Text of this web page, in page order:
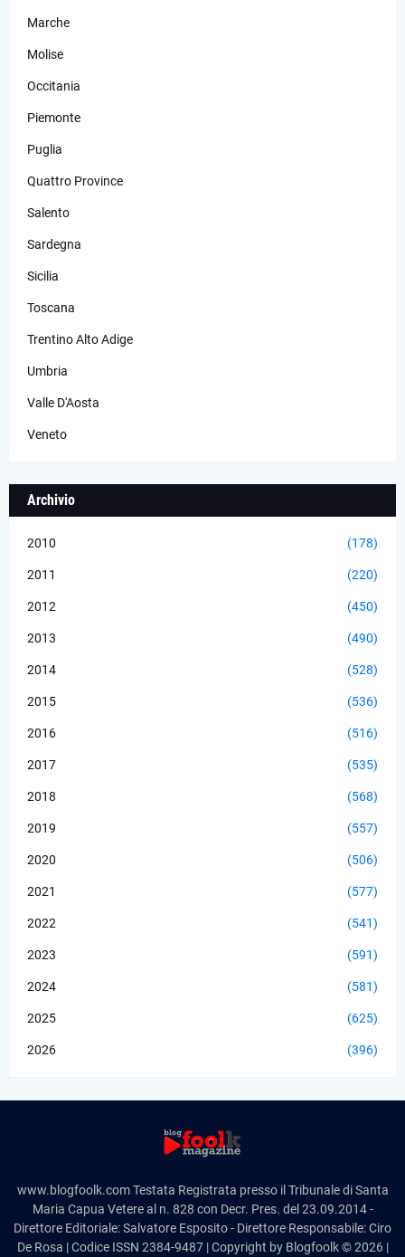
Marche
Molise
Occitania
Piemonte
Puglia
Quattro Province
Salento
Sardegna
Sicilia
Toscana
Trentino Alto Adige
Umbria
Valle D'Aosta
Veneto
Archivio
2010 (178)
2011 (220)
2012 (450)
2013 (490)
2014 (528)
2015 (536)
2016 (516)
2017 (535)
2018 (568)
2019 (557)
2020 (506)
2021 (577)
2022 (541)
2023 (591)
2024 (581)
2025 (625)
2026 (396)
www.blogfoolk.com Testata Registrata presso il Tribunale di Santa
Maria Capua Vetere al n. 828 con Decr. Pres. del 23.09.2014 -
Direttore Editoriale: Salvatore Esposito - Direttore Responsabile: Ciro
De Rosa | Codice ISSN 2384-9487 | Copyright by Blogfoolk © 2026 |